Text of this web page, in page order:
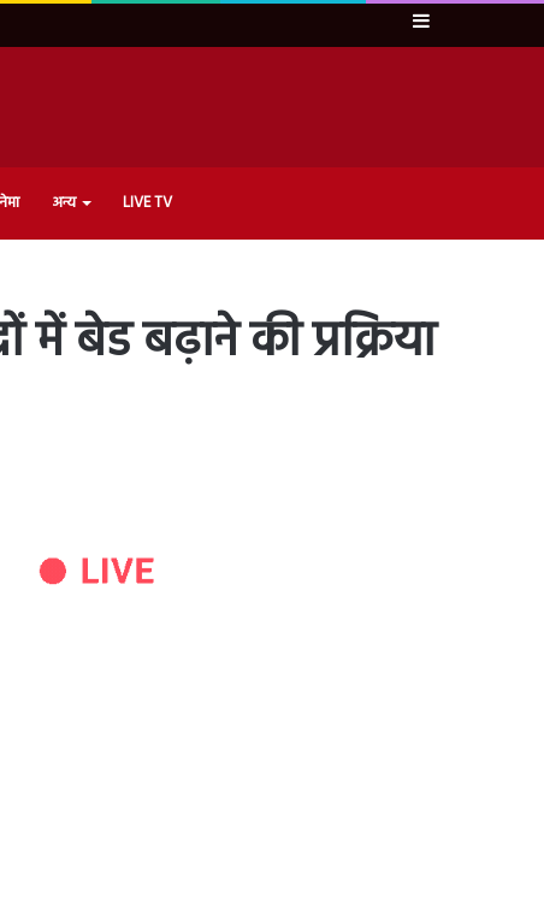
Sidebar
अन्य LIVE TV
बेड बढ़ाने की प्रक्रिया